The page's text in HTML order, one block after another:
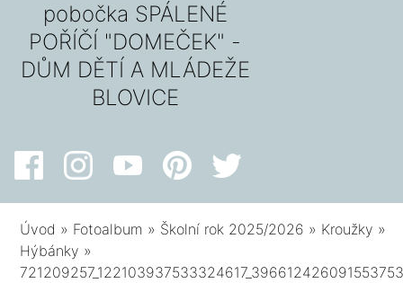
pobočka SPÁLENÉ
POŘÍČÍ "DOMEČEK" -
DŮM DĚTÍ A MLÁDEŽE
BLOVICE
Úvod » Fotoalbum » Školní rok 2025/2026 » Kroužky »
Hýbánky »